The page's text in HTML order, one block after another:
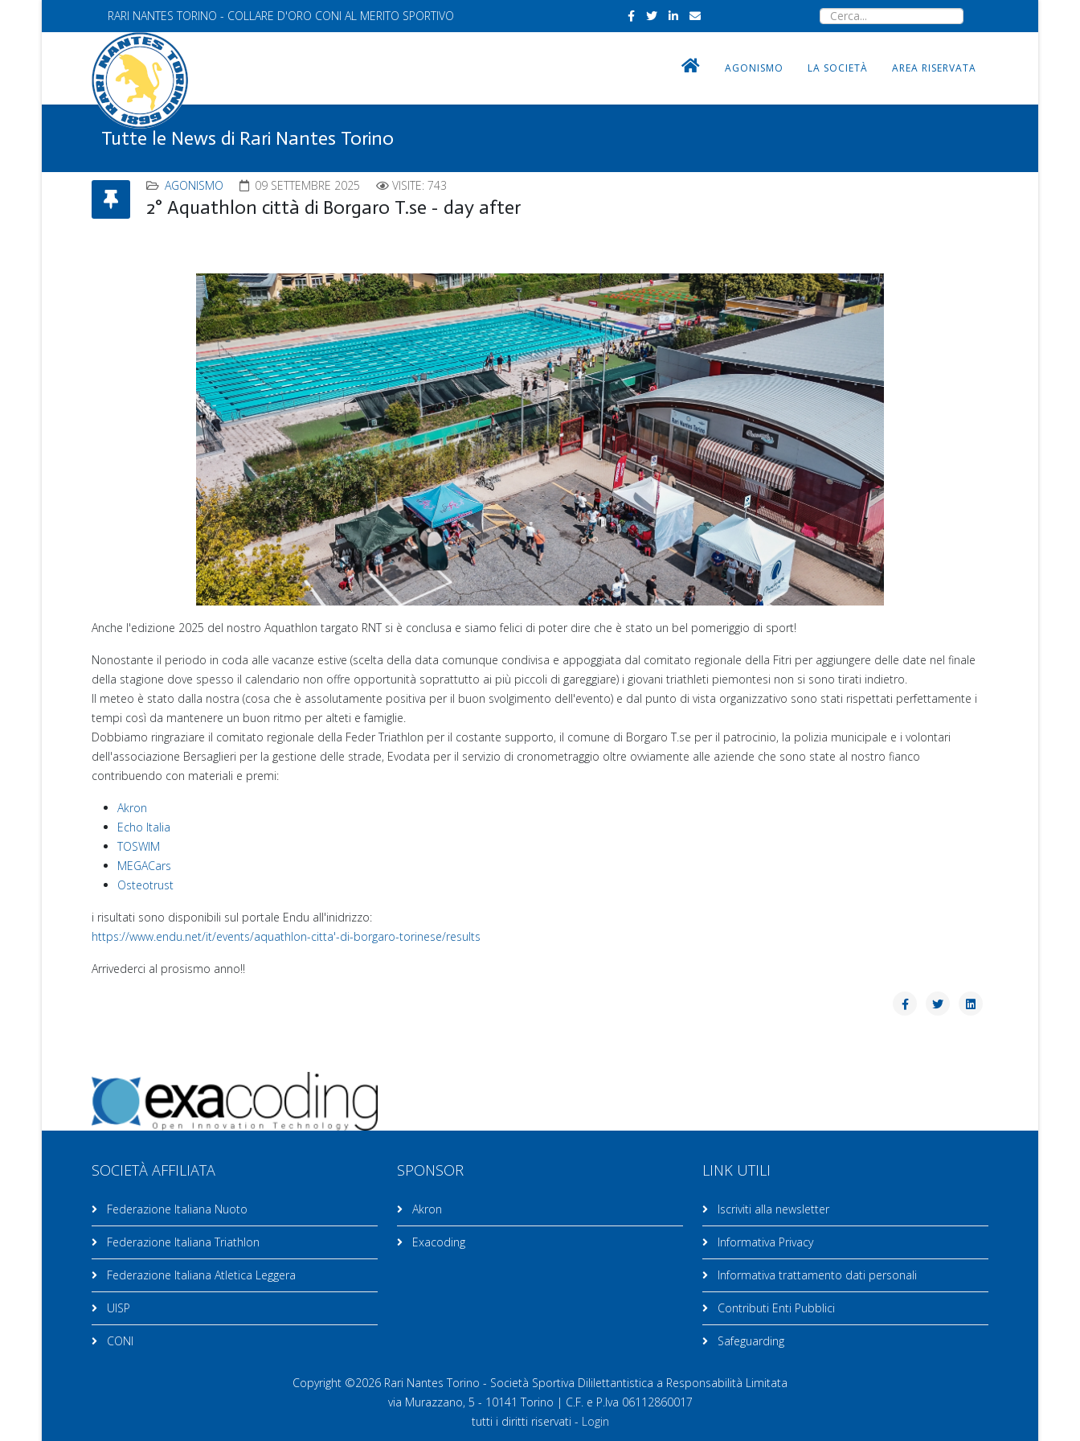
RARI NANTES TORINO - COLLARE D'ORO CONI AL MERITO SPORTIVO
AGONISMO LA SOCIETÀ AREA RISERVATA
Tutte le News di Rari Nantes Torino
AGONISMO 09 SETTEMBRE 2025 VISITE: 743
2° Aquathlon città di Borgaro T.se - day after
Anche l'edizione 2025 del nostro Aquathlon targato RNT si è conclusa e siamo felici di poter dire che è stato un bel pomeriggio di sport!
Nonostante il periodo in coda alle vacanze estive (scelta della data comunque condivisa e appoggiata dal comitato regionale della Fitri per aggiungere delle date nel finale
della stagione dove spesso il calendario non offre opportunità soprattutto ai più piccoli di gareggiare) i giovani triathleti piemontesi non si sono tirati indietro.
Il meteo è stato dalla nostra (cosa che è assolutamente positiva per il buon svolgimento dell'evento) e dal punto di vista organizzativo sono stati rispettati perfettamente i
tempi così da mantenere un buon ritmo per alteti e famiglie.
Dobbiamo ringraziare il comitato regionale della Feder Triathlon per il costante supporto, il comune di Borgaro T.se per il patrocinio, la polizia municipale e i volontari
dell'associazione Bersaglieri per la gestione delle strade, Evodata per il servizio di cronometraggio oltre ovviamente alle aziende che sono state al nostro fianco
contribuendo con materiali e premi:
Akron
Echo Italia
TOSWIM
MEGACars
Osteotrust
i risultati sono disponibili sul portale Endu all'inidrizzo:
https://www.endu.net/it/events/aquathlon-citta'-di-borgaro-torinese/results
Arrivederci al prosismo anno!!
SOCIETÀ AFFILIATA
Federazione Italiana Nuoto
Federazione Italiana Triathlon
Federazione Italiana Atletica Leggera
UISP
CONI
SPONSOR
Akron
Exacoding
LINK UTILI
Iscriviti alla newsletter
Informativa Privacy
Informativa trattamento dati personali
Contributi Enti Pubblici
Safeguarding
Copyright ©2026 Rari Nantes Torino - Società Sportiva Dililettantistica a Responsabilità Limitata
via Murazzano, 5 - 10141 Torino | C.F. e P.Iva 06112860017
tutti i diritti riservati - Login